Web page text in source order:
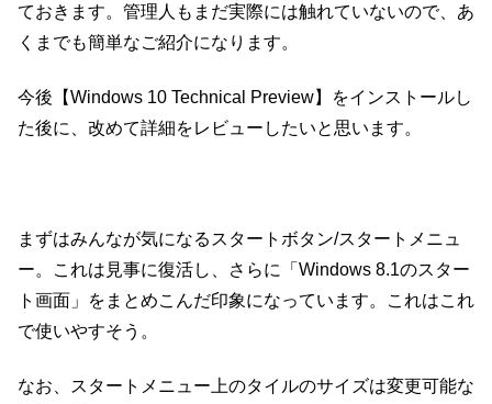
ておきます。管理人もまだ実際には触れていないので、あ
くまでも簡単なご紹介になります。
今後【Windows 10 Technical Preview】をインストールし
た後に、改めて詳細をレビューしたいと思います。
まずはみんなが気になるスタートボタン/スタートメニュ
ー。これは見事に復活し、さらに「Windows 8.1のスター
ト画面」をまとめこんだ印象になっています。これはこれ
で使いやすそう。
なお、スタートメニュー上のタイルのサイズは変更可能な